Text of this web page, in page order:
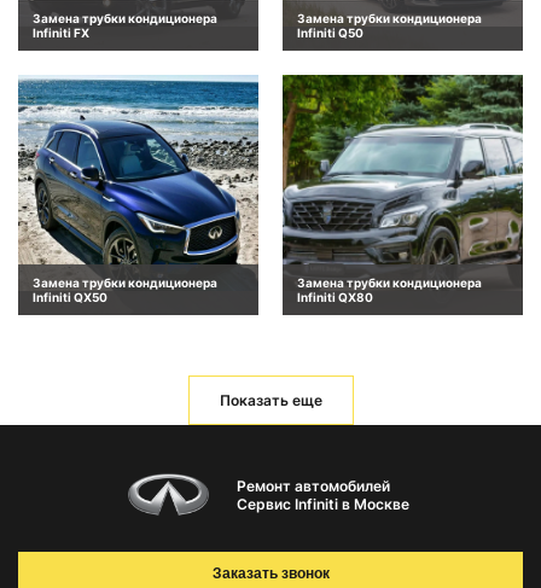
Замена трубки кондиционера
Infiniti FX
Замена трубки кондиционера
Infiniti Q50
Замена трубки кондиционера
Infiniti QX50
Замена трубки кондиционера
Infiniti QX80
Показать еще
Ремонт автомобилей
Сервис Infiniti в Москве
Заказать звонок